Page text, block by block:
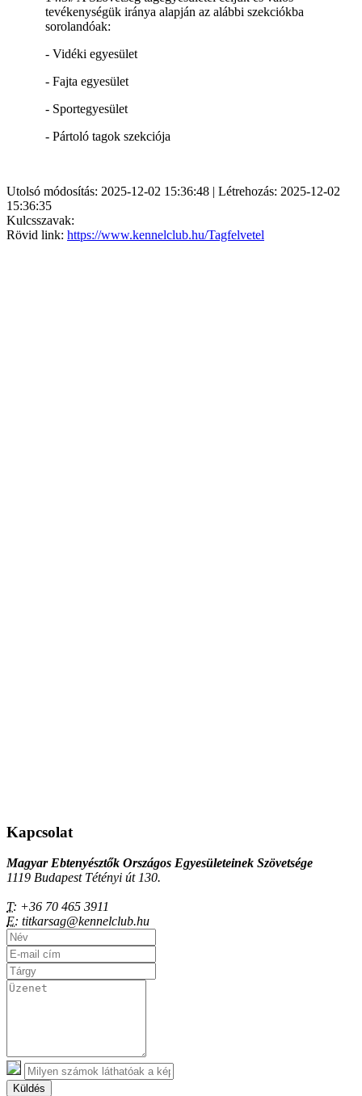
tevékenységük iránya alapján az alábbi szekciókba
sorolandóak:
- Vidéki egyesület
- Fajta egyesület
- Sportegyesület
- Pártoló tagok szekciója
Utolsó módosítás: 2025-12-02 15:36:48 | Létrehozás: 2025-12-02
15:36:35
Kulcsszavak:
Rövid link: https://www.kennelclub.hu/Tagfelvetel
Kapcsolat
Magyar Ebtenyésztők Országos Egyesületeinek Szövetsége
1119 Budapest Tétényi út 130.
T: +36 70 465 3911
E: titkarsag@kennelclub.hu
Küldés